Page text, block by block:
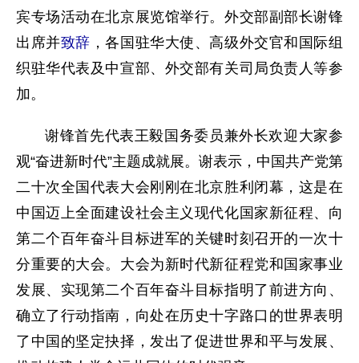
宾专场活动在北京展览馆举行。外交部副部长谢锋
出席并致辞 ，各国驻华大使、高级外交官和国际组
织驻华代表及中宣部、外交部有关司局负责人等参
加。
谢锋首先代表王毅国务委员兼外长欢迎大家参
观“奋进新时代”主题成就展。谢表示，中国共产党第
二十次全国代表大会刚刚在北京胜利闭幕，这是在
中国迈上全面建设社会主义现代化国家新征程、向
第二个百年奋斗目标进军的关键时刻召开的一次十
分重要的大会。大会为新时代新征程党和国家事业
发展、实现第二个百年奋斗目标指明了前进方向、
确立了行动指南，向处在历史十字路口的世界表明
了中国的坚定抉择，发出了促进世界和平与发展、